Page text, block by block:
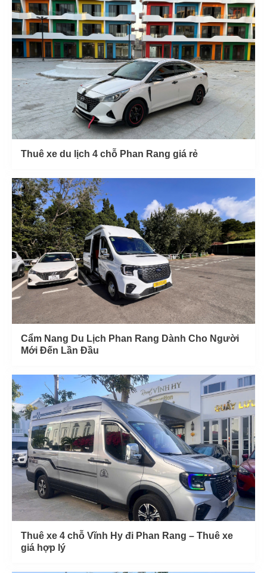
Thuê xe du lịch 4 chỗ Phan Rang giá rẻ
Cẩm Nang Du Lịch Phan Rang Dành Cho Người
Mới Đến Lần Đầu
Thuê xe 4 chỗ Vĩnh Hy đi Phan Rang – Thuê xe
giá hợp lý